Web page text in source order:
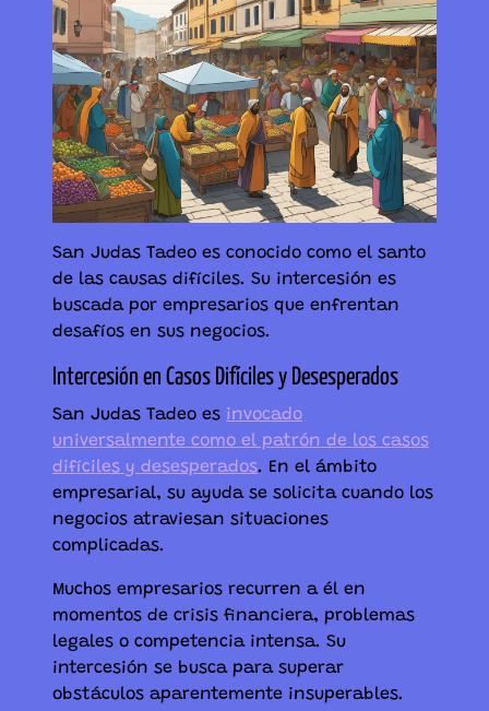
San Judas Tadeo es conocido como el santo
de las causas difíciles. Su intercesión es
buscada por empresarios que enfrentan
desafíos en sus negocios.
Intercesión en Casos Difíciles y Desesperados
San Judas Tadeo es invocado
universalmente como el patrón de los casos
difíciles y desesperados. En el ámbito
empresarial, su ayuda se solicita cuando los
negocios atraviesan situaciones
complicadas.
Muchos empresarios recurren a él en
momentos de crisis financiera, problemas
legales o competencia intensa. Su
intercesión se busca para superar
obstáculos aparentemente insuperables.